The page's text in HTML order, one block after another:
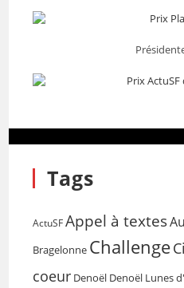
Tags
ActuSF Appel à textes
Bragelonne Challenge
coeur Denoël Denoël Lunes